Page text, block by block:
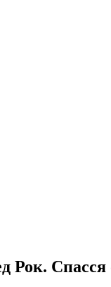
Рок. Спасся